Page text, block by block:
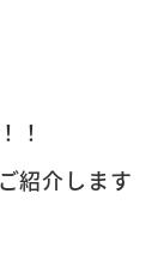
！
紹介します